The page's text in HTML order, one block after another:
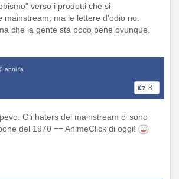
verso i prodotti che si
mainstream, ma le lettere d'odio no.
che la gente stà poco bene ovunque.
anni fa
8
Gli haters del mainstream ci sono
del 1970 == AnimeClick di oggi!